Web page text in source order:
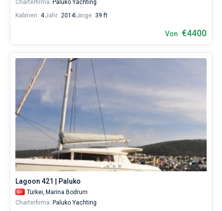
Charterfirma: Paluko Yachting
Kabinen: 4Jahr: 2014Länge: 39 ft
Von €4400
Lagoon 421 | Paluko
Türkei, Marina Bodrum
Charterfirma: Paluko Yachting